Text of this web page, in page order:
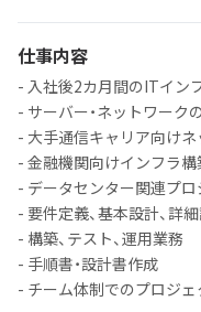
仕事内容
- 入社後2カ月間のITイン
- サーバー・ネットワーク
- 大手通信キャリア向け
- 金融機関向けインフラ構
- データセンター関連プ
- 要件定義、基本設計、詳
- 構築、テスト、運用業務
- 手順書・設計書作成
- チーム体制でのプロジェ